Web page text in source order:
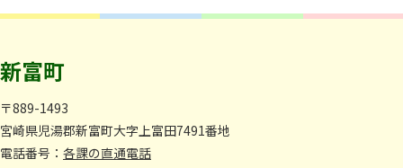
新富町
〒889-1493
宮崎県児湯郡新富町大字上富田7491番地
電話番号： 各課の直通電話